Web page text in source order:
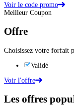
Voir le code promo
Meilleur Coupon
Offre
Choisissez votre forfait
Validé
Voir l'offre
Les offres